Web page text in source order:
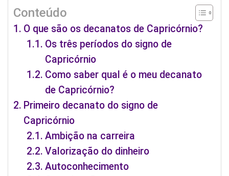
Conteúdo
O que são os decanatos de Capricórnio?
Os três períodos do signo de
Capricórnio
Como saber qual é o meu decanato
de Capricórnio?
Primeiro decanato do signo de
Capricórnio
Ambição na carreira
Valorização do dinheiro
Autoconhecimento